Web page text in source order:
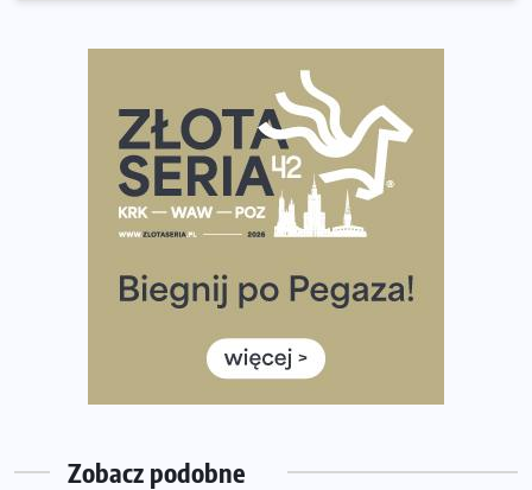
Praska 5k Run gospodarzem Mistrzostw Polski
Największy Bieg Powstania Warszawskiego w historii.
Ponad 12 tysięcy uczestników pobiegło dla Bohaterów!
Tętno vs tempo – czym kierować się w bieganiu?
Co ma dużo białka? Produkty, które warto włączyć do
Rozbiegany Olsztyn szykuje się na weekend z
Już w tę sobotę 35. Bieg Powstania Warszawskiego.
Wystartuje rekordowa liczba uczestników
35. Bieg Powstania Warszawskiego – praktyczny
poradnik przed startem
Zobacz podobne